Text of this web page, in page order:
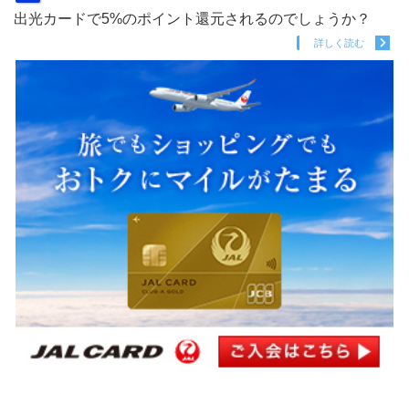
出光カードで5%のポイント還元されるのでしょうか？
詳しく読む